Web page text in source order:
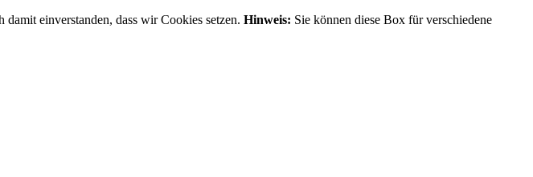
einverstanden, dass wir Cookies setzen. Hinweis: Sie können diese Box für verschiedene